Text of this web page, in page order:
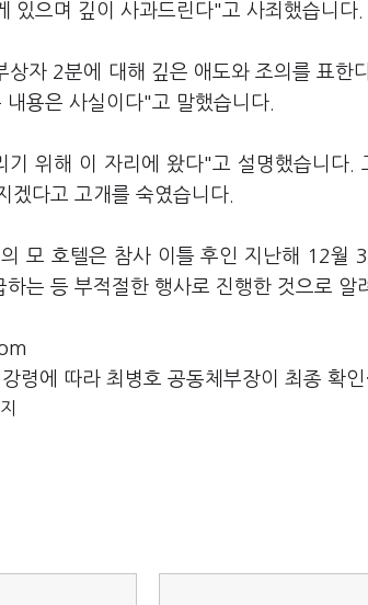
있으며 깊이 사과드린다"고 사죄했습니다.
자 2분에 대해 깊은 애도와 조의를 표한
용은 사실이다"고 말했습니다.
위해 이 자리에 왔다"고 설명했습니다.
겠다고 고개를 숙였습니다.
모 호텔은 참사 이틀 후인 지난해 12월
는 등 부적절한 행사로 진행한 것으로 알
령에 따라 최병호 공동체부장이 최종 확인